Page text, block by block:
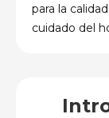
para la
cuidado del